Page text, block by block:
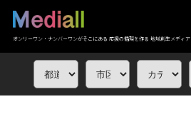
オンリーワン・ナンバーワンがそこにある 応援の循環を作る 地域創生メディア